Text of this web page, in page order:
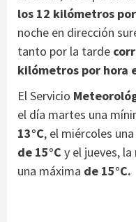
los 12 kilómetros
noche en dirección
tanto por la tarde
kilómetros por hora
El Servicio
el día martes una
13°C, el miércoles
de 15°C y el jueves,
una máxima de 15°C.